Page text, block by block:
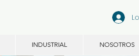
INDUSTRIAL NOSOTROS